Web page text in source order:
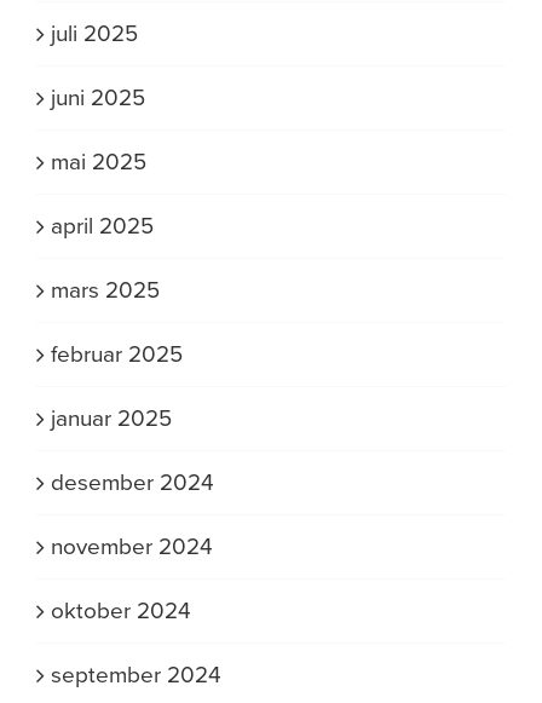
juli 2025
juni 2025
mai 2025
april 2025
mars 2025
februar 2025
januar 2025
desember 2024
november 2024
oktober 2024
september 2024